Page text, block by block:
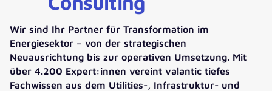
Wir sind Ihr Partner für Transformation im
Energiesektor – von der strategischen
Neuausrichtung bis zur operativen Umsetzung. Mit
über 4.200 Expert:innen vereint valantic tiefes
Fachwissen aus dem Utilities-, Infrastruktur- und